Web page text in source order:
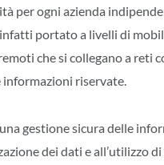
per ogni azienda
portato a livelli di
che si collegano a reti
informazioni riservate.
gestione sicura delle
dei dati e all’utilizzo